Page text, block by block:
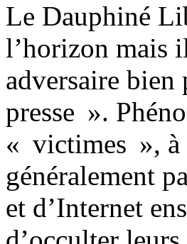
Le Dauphiné
l’horizon mais
adversaire
presse ».
« victimes », à
généralement
et d’Internet